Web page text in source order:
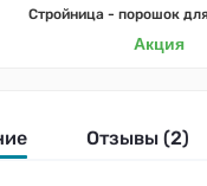
Стройница - порошок
Акция
Отзывы (2)